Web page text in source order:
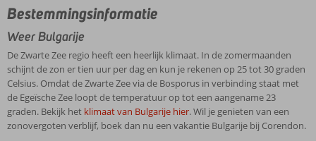
Naast
de
goudgele
stranden
aan
de
Zwarte
Zee
biedt
en
grootste
badplaats
met
een
gezellig
en
divers
uitgaanscentrum.
Zee
de
temperatuur
op
tot
een
aangename
23
steegjes
oergezellige
winkeltjes
en
vergaap
je
aan
oude
een
High
Speed
Catamaran
het
stadje
Sozopol
te
bezoeken?
Deze
Bestemmingsinformatie
Weer Bulgarije
De Zwarte Zee regio heeft een heerlijk klimaat. In de zomermaanden
schijnt de zon er tien uur per dag en kun je rekenen op 25 tot 30 graden
Celsius. Omdat de Zwarte Zee via de Bosporus in verbinding staat met
de Egeïsche Zee loopt de temperatuur op tot een aangename 23
graden. Bekijk het klimaat van Bulgarije hier. Wil je genieten van een
zonovergoten verblijf, boek dan nu een vakantie Bulgarije bij Corendon.